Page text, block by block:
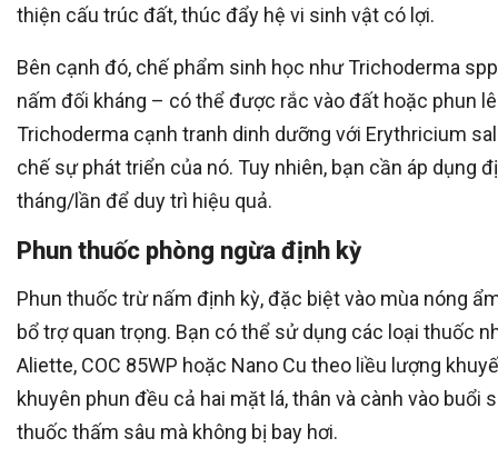
thiện cấu trúc đất, thúc đẩy hệ vi sinh vật có lợi.
Bên cạnh đó, chế phẩm sinh học như Trichoderma
nấm đối kháng – có thể được rắc vào đất hoặc phun
Trichoderma cạnh tranh dinh dưỡng với Erythricium
chế sự phát triển của nó. Tuy nhiên, bạn cần áp dụng
tháng/lần để duy trì hiệu quả.
Phun thuốc phòng ngừa định kỳ
Phun thuốc trừ nấm định kỳ, đặc biệt vào mùa nóng
bổ trợ quan trọng. Bạn có thể sử dụng các loại thuốc
Aliette, COC 85WP hoặc Nano Cu theo liều lượng
khuyên phun đều cả hai mặt lá, thân và cành vào buổi
thuốc thấm sâu mà không bị bay hơi.